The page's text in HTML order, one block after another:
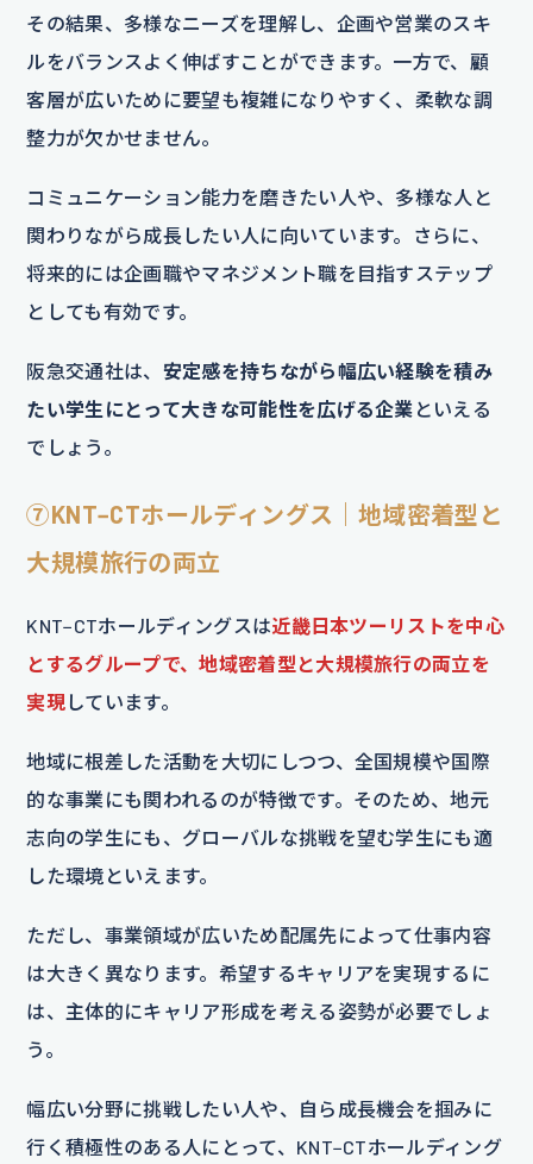
その結果、多様なニーズを理解し、企画や営業のスキ
ルをバランスよく伸ばすことができます。一方で、顧
客層が広いために要望も複雑になりやすく、柔軟な調
整力が欠かせません。
コミュニケーション能力を磨きたい人や、多様な人と
関わりながら成長したい人に向いています。さらに、
将来的には企画職やマネジメント職を目指すステップ
としても有効です。
阪急交通社は、 安定感を持ちながら幅広い経験を積み
たい学生にとって大きな可能性を広げる企業 といえる
でしょう。
⑦KNT−CTホールディングス｜地域密着型と
大規模旅行の両立
KNT−CTホールディングスは近畿日本ツーリストを中心
とするグループで、地域密着型と大規模旅行の両立を
実現 しています。
地域に根差した活動を大切にしつつ、全国規模や国際
的な事業にも関われるのが特徴です。そのため、地元
志向の学生にも、グローバルな挑戦を望む学生にも適
した環境といえます。
ただし、事業領域が広いため配属先によって仕事内容
は大きく異なります。希望するキャリアを実現するに
は、主体的にキャリア形成を考える姿勢が必要でしょ
う。
幅広い分野に挑戦したい人や、自ら成長機会を掴みに
行く積極性のある人にとって、KNT−CTホールディング